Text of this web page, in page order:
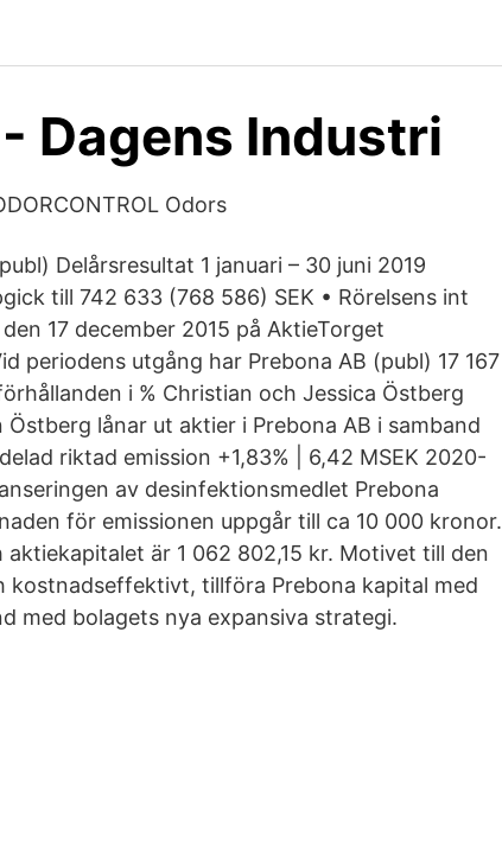
Dagens Industri
Odors
Delårsresultat 1 januari – 30 juni 2019
till 742 633 (768 586) SEK • Rörelsens int
17 december 2015 på AktieTorget
periodens utgång har Prebona AB (publ) 17 167
i % Christian och Jessica Östberg
lånar ut aktier i Prebona AB i samband
riktad emission +1,83% | 6,42 MSEK 2020-
av desinfektionsmedlet Prebona
för emissionen uppgår till ca 10 000 kronor.
är 1 062 802,15 kr. Motivet till den
tillföra Prebona kapital med
med bolagets nya expansiva strategi.